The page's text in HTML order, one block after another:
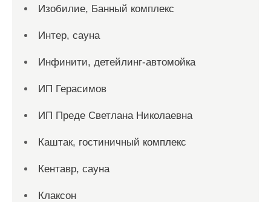
Изобилие, Банный комплекс
Интер, сауна
Инфинити, детейлинг-автомойка
ИП Герасимов
ИП Преде Светлана Николаевна
Каштак, гостиничный комплекс
Кентавр, сауна
Клаксон